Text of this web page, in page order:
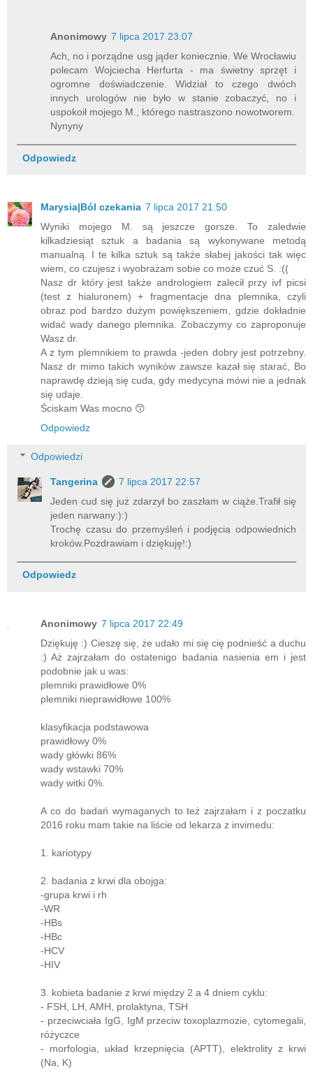
Anonimowy 7 lipca 2017 23:07
Ach, no i porządne usg jąder koniecznie. We Wrocławiu
polecam Wojciecha Herfurta - ma świetny sprzęt i
ogromne doświadczenie. Widział to czego dwóch
innych urologów nie było w stanie zobaczyć, no i
uspokoił mojego M., którego nastraszono nowotworem.
Nynyny
Odpowiedz
Marysia|Ból czekania 7 lipca 2017 21:50
Wyniki mojego M. są jeszcze gorsze. To zaledwie
kilkadziesiąt sztuk a badania są wykonywane metodą
manualną. I te kilka sztuk są także słabej jakości tak więc
wiem, co czujesz i wyobrażam sobie co może czuć S. :((
Nasz dr który jest także andrologiem zalecił przy ivf picsi
(test z hialuronem) + fragmentacje dna plemnika, czyli
obraz pod bardzo dużym powiększeniem, gdzie dokładnie
widać wady danego plemnika. Zobaczymy co zaproponuje
Wasz dr.
A z tym plemnikiem to prawda -jeden dobry jest potrzebny.
Nasz dr mimo takich wyników zawsze kazał się starać, Bo
naprawdę dzieją się cuda, gdy medycyna mówi nie a jednak
się udaje.
Ściskam Was mocno 😙
Odpowiedz
Odpowiedzi
Tangerina
7 lipca 2017 22:57
Jeden cud się już zdarzył bo zaszłam w ciąże.Trafił się
jeden narwany:):)
Trochę czasu do przemyśleń i podjęcia odpowiednich
kroków.Pozdrawiam i dziękuję!:)
Odpowiedz
Anonimowy 7 lipca 2017 22:49
Dziękuję :) Cieszę się, że udało mi się cię podnieść a duchu
:) Aż zajrzałam do ostatenigo badania nasienia em i jest
podobnie jak u was:
plemniki prawidłowe 0%
plemniki nieprawidłowe 100%
klasyfikacja podstawowa
prawidłowy 0%
wady główki 86%
wady wstawki 70%
wady witki 0%.
A co do badań wymaganych to też zajrzałam i z poczatku
2016 roku mam takie na liście od lekarza z invimedu:
1. kariotypy
2. badania z krwi dla obojga:
-grupa krwi i rh
-WR
-HBs
-HBc
-HCV
-HIV
3. kobieta badanie z krwi między 2 a 4 dniem cyklu:
- FSH, LH, AMH, prolaktyna, TSH
- przeciwciała IgG, IgM przeciw toxoplazmozie, cytomegalii,
różyczce
- morfologia, układ krzepnięcia (APTT), elektrolity z krwi
(Na, K)